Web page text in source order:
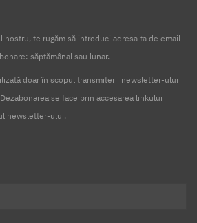
te rugăm să introduci adresa ta de email
săptămânal sau lunar.
doar în scopul transmiterii newsletter-ului
se face prin accesarea linkului
newsletter-ului.